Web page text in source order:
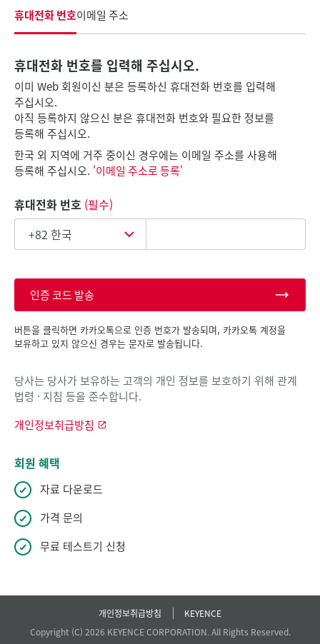
휴대전화 번호이메일 주소
휴대전화 번호를 입력해 주십시오.
이미 Web 회원이신 분은 등록하신 휴대전화 번호를 입력해
주십시오.
아직 등록하지 않으신 분은 휴대전화 번호와 필요한 정보를
등록해 주십시오.
한국 외 지역에 거주 중이신 경우에는 이메일 주소를 사용해
등록해 주십시오. '이메일 주소로 등록'
휴대전화 번호 (필수)
인증 코드 발송
버튼을 클릭하면 카카오톡으로 인증 번호가 발송되며, 카카오톡 계정을
보유하고 있지 않으신 경우는 문자로 발송됩니다.
당사는 당사가 보유하는 고객의 개인 정보를 보호하기 위해 관계
법령 · 지침 등을 준수합니다.
개인정보취급방침
회원 혜택
자료 다운로드
가격 문의
무료 테스트기 신청
개인정보취급방침
KEYENCE
Copyright (C) 2026 KEYENCE CORPORATION. All Rights Reserved.